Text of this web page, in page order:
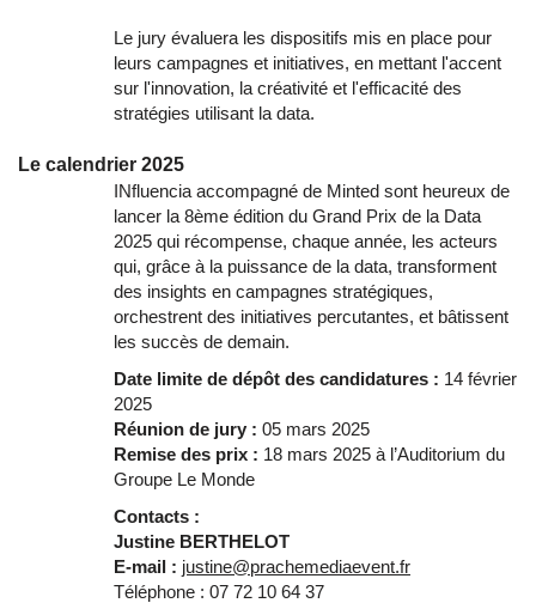
Le jury évaluera les dispositifs mis en place pour
leurs campagnes et initiatives, en mettant l'accent
sur l'innovation, la créativité et l'efficacité des
stratégies utilisant la data.
Le calendrier 2025
INfluencia accompagné de Minted sont heureux de
lancer la 8ème édition du Grand Prix de la Data
2025 qui récompense, chaque année, les acteurs
qui, grâce à la puissance de la data, transforment
des insights en campagnes stratégiques,
orchestrent des initiatives percutantes, et bâtissent
les succès de demain.
Date limite de dépôt des candidatures : 14 février
2025
Réunion de jury : 05 mars 2025
Remise des prix : 18 mars 2025 à l’Auditorium du
Groupe Le Monde
Contacts :
Justine BERTHELOT
E-mail : justine@prachemediaevent.fr
Téléphone : 07 72 10 64 37